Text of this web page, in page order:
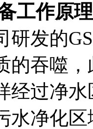
工作原理
研发的
的吞噬
经过净
水净化